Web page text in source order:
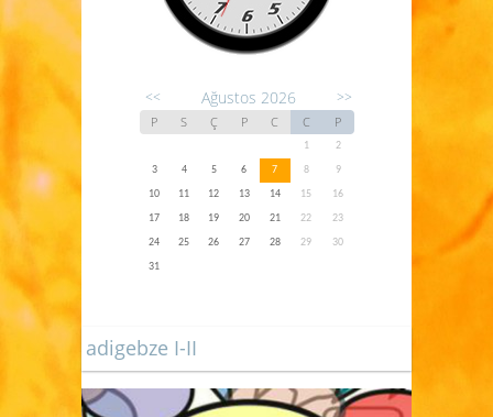
<< Ağustos 2026 >>
P S Ç P C C P
1
2
3
4 5 6 7 8
9
10
11 12 13 14 15
16
17
18 19 20 21 22
23
24
25 26 27 28 29
30
31
adigebze I-II